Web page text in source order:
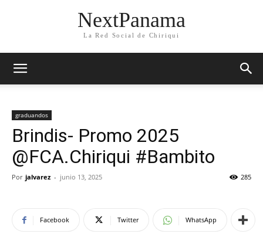
NextPanama
La Red Social de Chiriqui
graduandos
Brindis- Promo 2025
@FCA.Chiriqui #Bambito
Por jalvarez - junio 13, 2025 285
Facebook Twitter WhatsApp